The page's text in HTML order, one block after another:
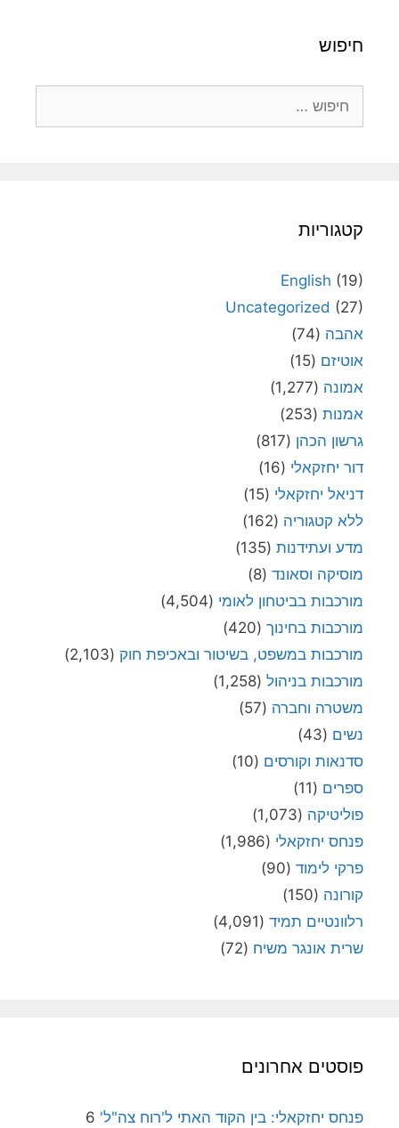
חיפוש
קטגוריות
English (19)
Uncategorized (27)
אהבה (74)
אוטיזם (15)
אמונה (1,277)
אמנות (253)
גרשון הכהן (817)
דור יחזקאלי (16)
דניאל יחזקאלי (15)
ללא קטגוריה (162)
מדע ועתידנות (135)
מוסיקה וסאונד (8)
מורכבות בביטחון לאומי (4,504)
מורכבות בחינוך (420)
מורכבות במשפט, בשיטור ובאכיפת חוק (2,103)
מורכבות בניהול (1,258)
משטרה וחברה (57)
נשים (43)
סדנאות וקורסים (10)
ספרים (11)
פוליטיקה (1,073)
פנחס יחזקאלי (1,986)
פרקי לימוד (90)
קורונה (150)
רלוונטיים תמיד (4,091)
שרית אונגר משיח (72)
פוסטים אחרונים
פנחס יחזקאלי: בין הקוד האתי ל'רוח צה"ל' 6